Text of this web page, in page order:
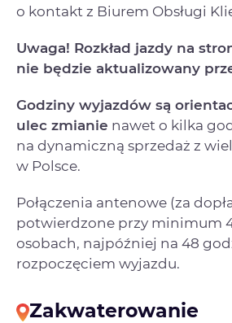
o kontakt z Biurem Obsługi
Uwaga! Rozkład jazdy na
nie będzie aktualizowany
Godziny wyjazdów są
ulec zmianie nawet o kilka
na dynamiczną sprzedaż z
w Polsce.
Połączenia antenowe (za
potwierdzone przy minimum
osobach, najpóźniej na 48
rozpoczęciem wyjazdu.
Zakwaterowanie